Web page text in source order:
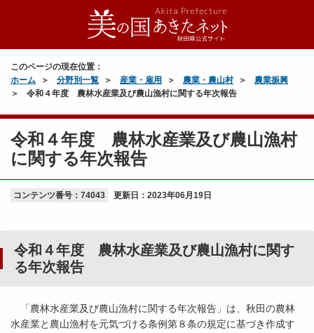
このページの現在位置：
ホーム
分野別一覧 産業・雇用 農業・農山村
農業振興
令和４年度 農林水産業及び農山漁村に関する年次報告
令和４年度 農林水産業及び農山漁村
に関する年次報告
コンテンツ番号：74043 更新日： 2023年06月19日
令和４年度 農林水産業及び農山漁村に関す
る年次報告
「農林水産業及び農山漁村に関する年次報告」は、秋田の農林
水産業と農山漁村を元気づける条例第８条の規定に基づき作成す